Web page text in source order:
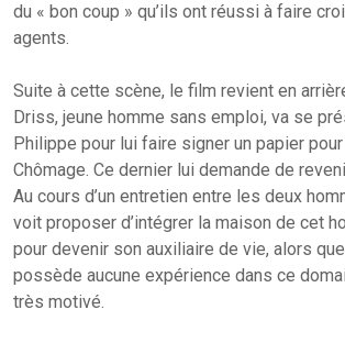
du « bon coup » qu’ils ont réussi à faire
agents.
Suite à cette scène, le film revient en
Driss, jeune homme sans emploi, va se
Philippe pour lui faire signer un papier pour
Chômage. Ce dernier lui demande de
Au cours d’un entretien entre les deux
voit proposer d’intégrer la maison de cet
pour devenir son auxiliaire de vie, alors
possède aucune expérience dans ce
très motivé.